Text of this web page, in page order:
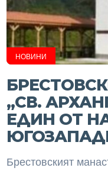
НОВИНИ
„СВ.
ЕДИН ОТ
Брестовският